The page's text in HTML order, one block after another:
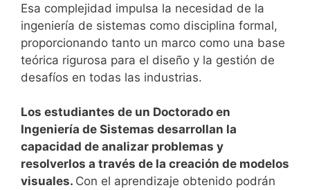
Esa complejidad impulsa la necesidad de la
ingeniería de sistemas como disciplina formal,
proporcionando tanto un marco como una base
teórica rigurosa para el diseño y la gestión de
desafíos en todas las industrias.
Los estudiantes de un Doctorado en
Ingeniería de Sistemas desarrollan la
capacidad de analizar problemas y
resolverlos a través de la creación de modelos
visuales. Con el aprendizaje obtenido podrán